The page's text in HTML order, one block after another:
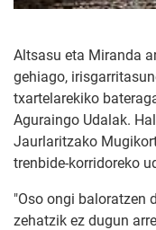
Altsasu eta Miranda
gehiago,
txartelarekiko
Aguraingo Udalak.
Jaurlaritzako
trenbide-korridoreko
"Oso ongi baloratzen
zehatzik ez dugun